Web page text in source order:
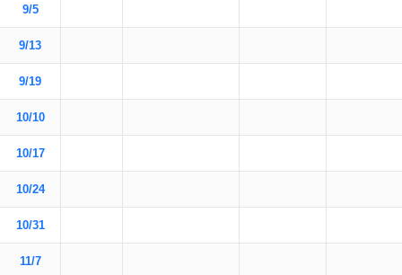
9/5
9/13
9/19
10/10
10/17
10/24
10/31
11/7